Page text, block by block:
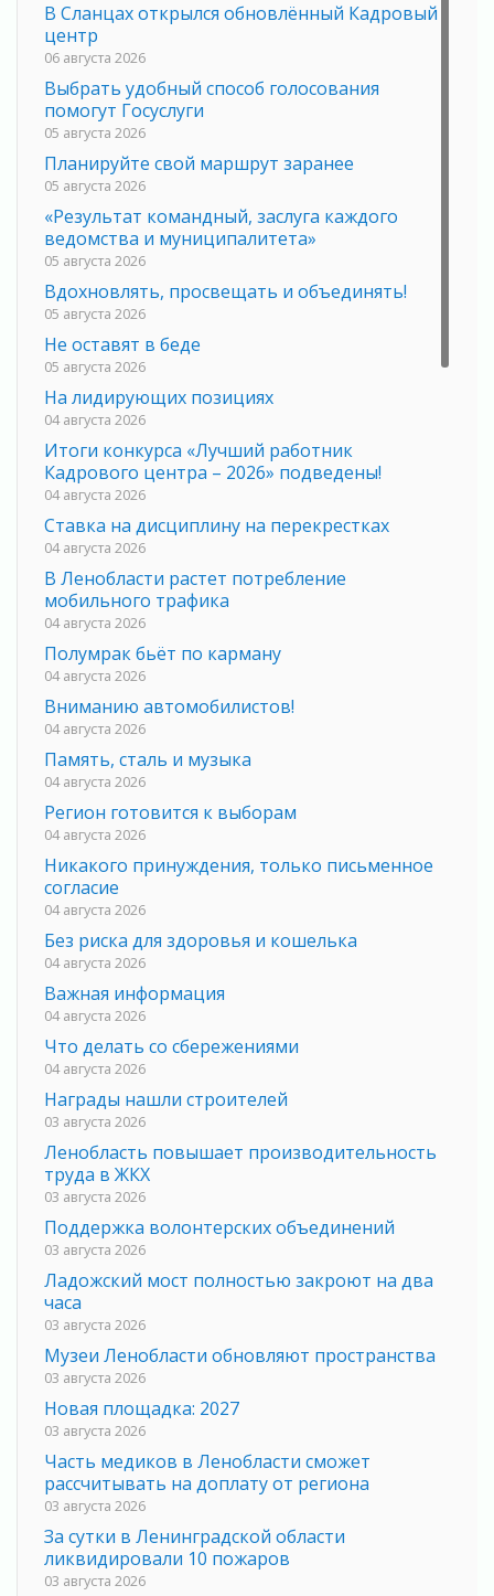
В Сланцах открылся обновлённый Кадровый
центр
06 августа 2026
Выбрать удобный способ голосования
помогут Госуслуги
05 августа 2026
Планируйте свой маршрут заранее
05 августа 2026
«Результат командный, заслуга каждого
ведомства и муниципалитета»
05 августа 2026
Вдохновлять, просвещать и объединять!
05 августа 2026
Не оставят в беде
05 августа 2026
На лидирующих позициях
04 августа 2026
Итоги конкурса «Лучший работник
Кадрового центра – 2026» подведены!
04 августа 2026
Ставка на дисциплину на перекрестках
04 августа 2026
В Ленобласти растет потребление
мобильного трафика
04 августа 2026
Полумрак бьёт по карману
04 августа 2026
Вниманию автомобилистов!
04 августа 2026
Память, сталь и музыка
04 августа 2026
Регион готовится к выборам
04 августа 2026
Никакого принуждения, только письменное
согласие
04 августа 2026
Без риска для здоровья и кошелька
04 августа 2026
Важная информация
04 августа 2026
Что делать со сбережениями
04 августа 2026
Награды нашли строителей
03 августа 2026
Ленобласть повышает производительность
труда в ЖКХ
03 августа 2026
Поддержка волонтерских объединений
03 августа 2026
Ладожский мост полностью закроют на два
часа
03 августа 2026
Музеи Ленобласти обновляют пространства
03 августа 2026
Новая площадка: 2027
03 августа 2026
Часть медиков в Ленобласти сможет
рассчитывать на доплату от региона
03 августа 2026
За сутки в Ленинградской области
ликвидировали 10 пожаров
03 августа 2026